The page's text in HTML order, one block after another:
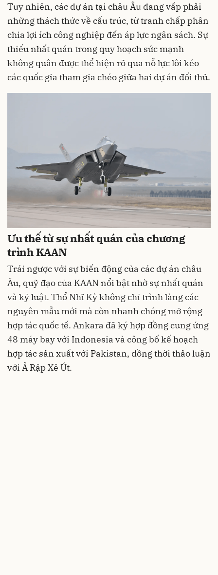
Tuy nhiên, các dự án tại châu Âu đang vấp phải
những thách thức về cấu trúc, từ tranh chấp phân
chia lợi ích công nghiệp đến áp lực ngân sách. Sự
thiếu nhất quán trong quy hoạch sức mạnh
không quân được thể hiện rõ qua nỗ lực lôi kéo
các quốc gia tham gia chéo giữa hai dự án đối thủ.
Ưu thế từ sự nhất quán của chương
trình KAAN
Trái ngược với sự biến động của các dự án châu
Âu, quỹ đạo của KAAN nổi bật nhờ sự nhất quán
và kỷ luật. Thổ Nhĩ Kỳ không chỉ trình làng các
nguyên mẫu mới mà còn nhanh chóng mở rộng
hợp tác quốc tế. Ankara đã ký hợp đồng cung ứng
48 máy bay với Indonesia và công bố kế hoạch
hợp tác sản xuất với Pakistan, đồng thời thảo luận
với Ả Rập Xê Út.